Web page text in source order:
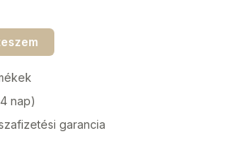
nap)
garancia